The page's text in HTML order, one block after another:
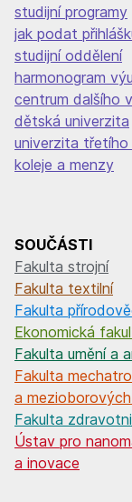
studijní programy
jak podat
studijní oddělení
harmonogram
centrum dalšího
dětská univerzita
univerzita třetího
koleje a menzy
SOUČÁSTI
Fakulta strojní
Fakulta textilní
Fakulta
Ekonomická
Fakulta umění a
Fakulta
a
Fakulta
Ústav pro
a inovace